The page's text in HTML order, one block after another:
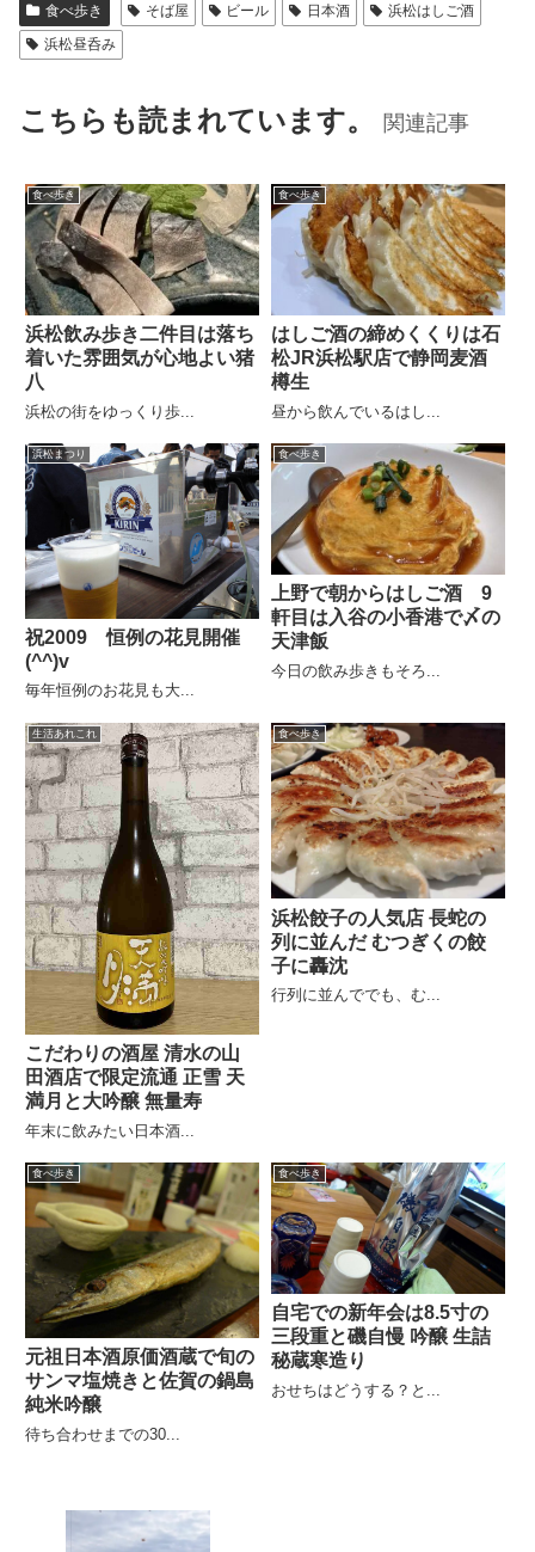
食べ歩き そば屋 ビール 日本酒
浜松はしご酒
浜松昼呑み
こちらも読まれています。 関連記事
食べ歩き
浜松飲み歩き二件目は落ち
着いた雰囲気が心地よい猪
八
浜松の街をゆっくり歩...
食べ歩き
はしご酒の締めくくりは石
松JR浜松駅店で静岡麦酒
樽生
昼から飲んでいるはし...
浜松まつり
祝2009 恒例の花見開催
(^^)v
毎年恒例のお花見も大...
食べ歩き
上野で朝からはしご酒 9
軒目は入谷の小香港で〆の
天津飯
今日の飲み歩きもそろ...
生活あれこれ
こだわりの酒屋 清水の山
田酒店で限定流通 正雪 天
満月と大吟醸 無量寿
年末に飲みたい日本酒...
食べ歩き
浜松餃子の人気店 長蛇の
列に並んだ むつぎくの餃
子に轟沈
行列に並んででも、む...
食べ歩き
元祖日本酒原価酒蔵で旬の
サンマ塩焼きと佐賀の鍋島
純米吟醸
待ち合わせまでの30...
食べ歩き
自宅での新年会は8.5寸の
三段重と磯自慢 吟醸 生詰
秘蔵寒造り
おせちはどうする？と...